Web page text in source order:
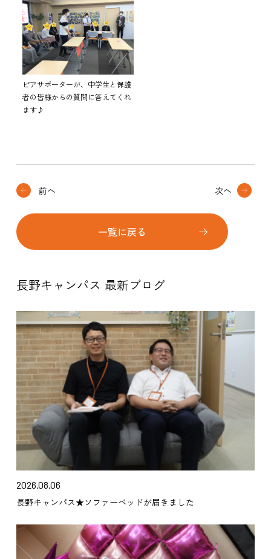
ピアサポーターが、中学生と保護
者の皆様からの質問に答えてくれ
ます♪
前へ
一覧に戻る
次へ
長野キャンパス 最新ブログ
2026.08.06
長野キャンパス★ソファーベッドが届きました